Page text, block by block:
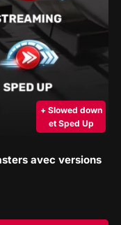
+ Slowed down
et Sped Up
avec versions